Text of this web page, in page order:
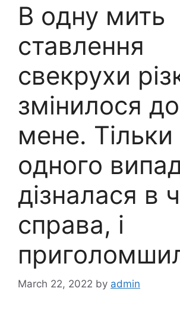
В одну мить
ставлення
свекрухи
змінилося до
мене. Тільки
одного
дізналася в
справа, і
March 22, 2022 by admin